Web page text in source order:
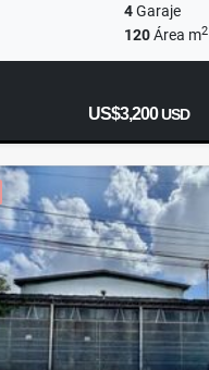
4Garaje
120Área m2
US$3,200USD